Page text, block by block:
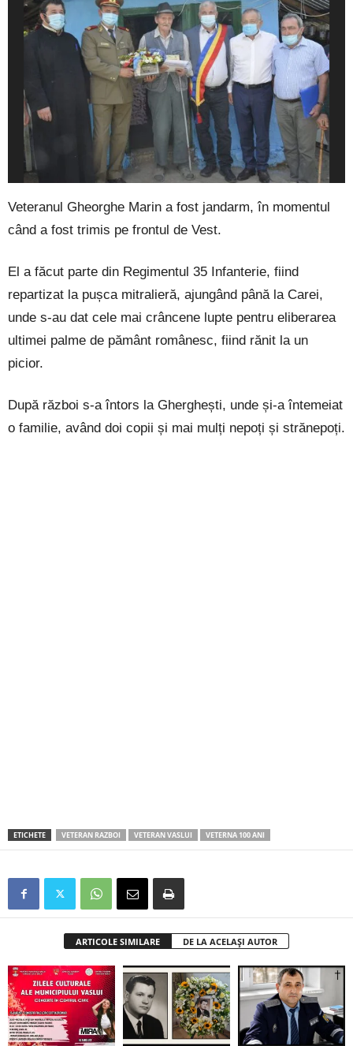
Veteranul Gheorghe Marin a fost jandarm, în momentul
când a fost trimis pe frontul de Vest.
El a făcut parte din Regimentul 35 Infanterie, fiind
repartizat la pușca mitralieră, ajungând până la Carei,
unde s-au dat cele mai crâncene lupte pentru eliberarea
ultimei palme de pământ românesc, fiind rănit la un
picior.
După război s-a întors la Gherghești, unde și-a întemeiat
o familie, având doi copii și mai mulți nepoți și strănepoți.
ETICHETE VETERAN RAZBOI VETERAN VASLUI VETERNA 100 ANI
ARTICOLE SIMILARE DE LA ACELAȘI AUTOR